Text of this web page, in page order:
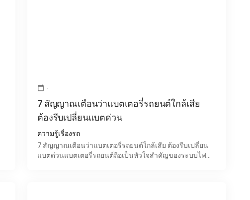
calendar_today -
7 สัญญาณเตือนว่าแบตเตอรี่รถยนต์ใกล้เสีย
ต้องรีบเปลี่ยนแบตด่วน
ความรู้เรื่องรถ
7 สัญญาณเตือนว่าแบตเตอรี่รถยนต์ใกล้เสีย ต้องรีบเปลี่ยน
แบตด่วนแบตเตอรี่รถยนต์ถือเป็นหัวใจสำคัญของระบบไฟ